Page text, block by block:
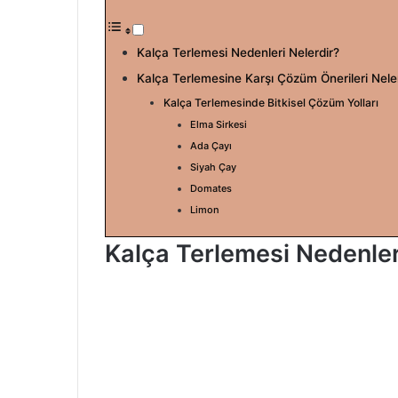
w
X t
a
g
ö
n
d
e
r
Kalça Terlemesi Nedenleri Nelerdir?
Kalça Terlemesine Karşı Çözüm Önerileri
Kalça Terlemesinde Bitkisel Çözüm Yolları
Elma Sirkesi
Ada Çayı
Siyah Çay
Domates
Limon
Kalça Terlemesi